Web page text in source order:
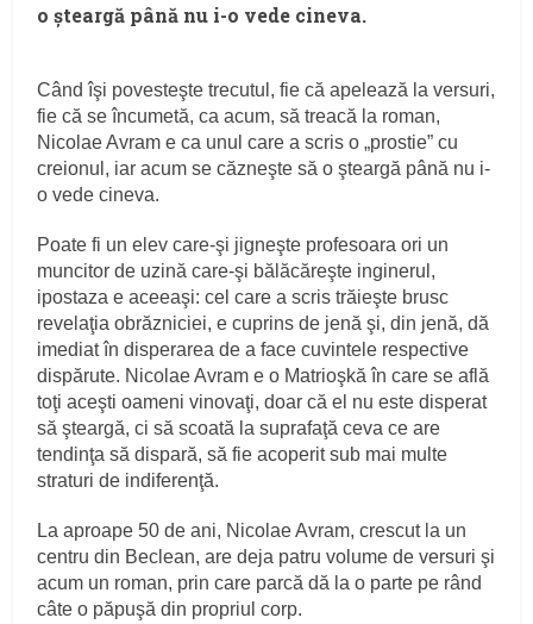
o şteargă până nu i-o vede cineva.
Când îşi povesteşte trecutul, fie că apelează la versuri,
fie că se încumetă, ca acum, să treacă la roman,
Nicolae Avram e ca unul care a scris o „prostie” cu
creionul, iar acum se căzneşte să o şteargă până nu i-
o vede cineva.
Poate fi un elev care-şi jigneşte profesoara ori un
muncitor de uzină care-şi bălăcăreşte inginerul,
ipostaza e aceeaşi: cel care a scris trăieşte brusc
revelaţia obrăzniciei, e cuprins de jenă şi, din jenă, dă
imediat în disperarea de a face cuvintele respective
dispărute. Nicolae Avram e o Matrioşkă în care se află
toţi aceşti oameni vinovaţi, doar că el nu este disperat
să şteargă, ci să scoată la suprafaţă ceva ce are
tendinţa să dispară, să fie acoperit sub mai multe
straturi de indiferenţă.
La aproape 50 de ani, Nicolae Avram, crescut la un
centru din Beclean, are deja patru volume de versuri şi
acum un roman, prin care parcă dă la o parte pe rând
câte o păpuşă din propriul corp.